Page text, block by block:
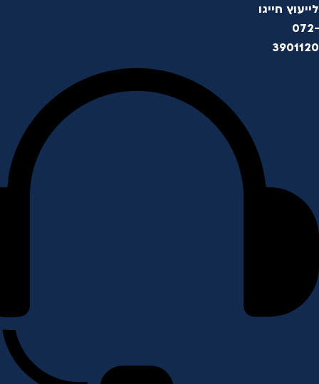
לייעוץ חייגו
072-
3901120